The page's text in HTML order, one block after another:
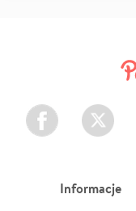
Facebook Twitter
Informacje